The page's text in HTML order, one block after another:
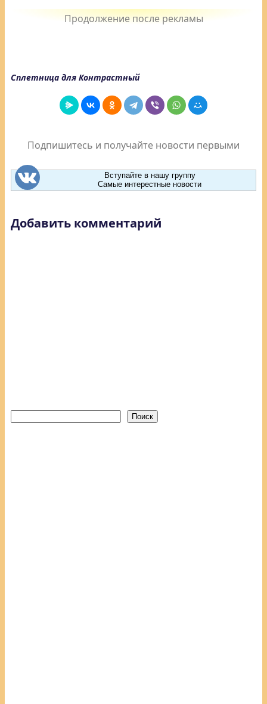
Сплетница для Контрастный
Подпишитесь и получайте новости первыми
Вступайте в нашу группу
Самые интерестные новости
Добавить комментарий
Поиск